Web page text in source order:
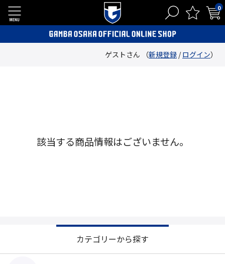
0
ゲストさん （新規登録 /ログイン）
該当する商品情報はございません。
カテゴリーから探す